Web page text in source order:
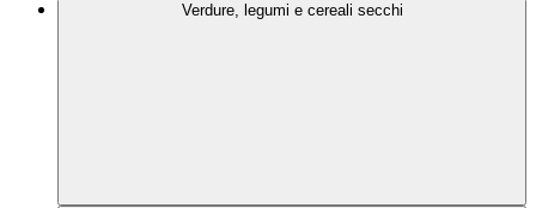
Verdure, legumi e cereali secchi